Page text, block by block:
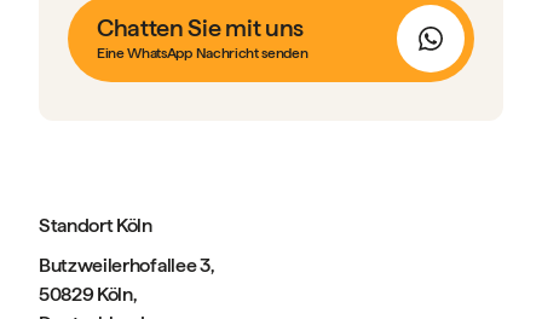
Chatten Sie mit uns
Eine WhatsApp Nachricht senden
Standort Köln
Butzweilerhofallee 3,
50829 Köln,